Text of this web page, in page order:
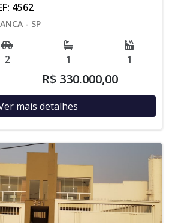
4562
- SP
2 1 1
R$ 330.000,00
mais detalhes